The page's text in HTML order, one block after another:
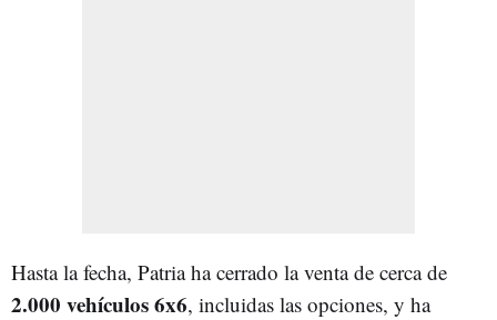
Hasta la fecha, Patria ha cerrado la venta de cerca de
2.000 vehículos 6x6, incluidas las opciones, y ha